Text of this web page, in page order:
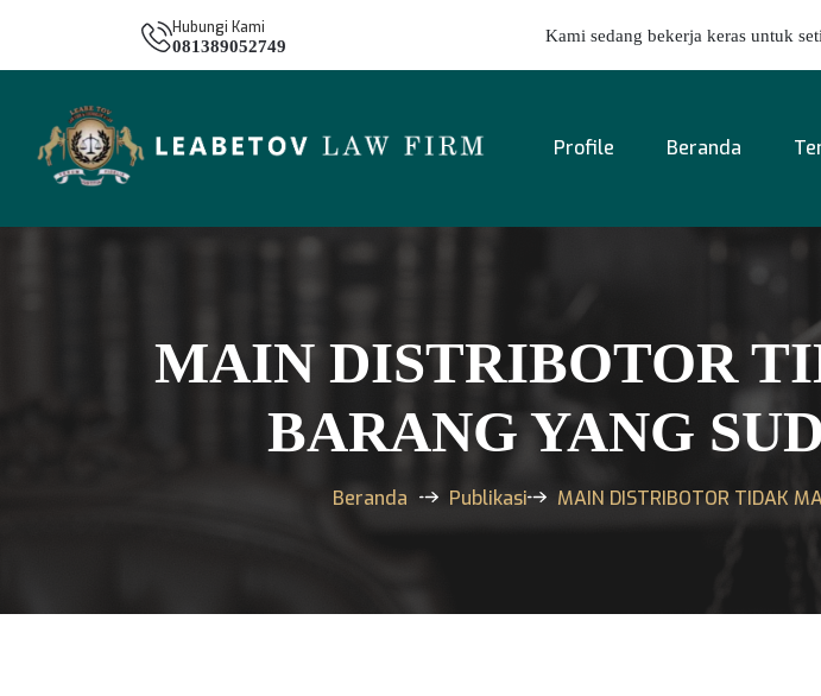
Hubungi Kami
081389052749
Kami sedang bekerja keras untuk
Profile Beranda
MAIN DISTRIBOTOR
BARANG YANG
Beranda Publikasi MAIN DISTRIBOTOR TIDAK